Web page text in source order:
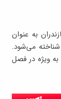
به عنوان
می‌شود.
ویژه در فصل